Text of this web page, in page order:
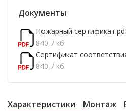
Документы
Пожарный
840,7 кб
Сертификат
840,7 кб
Характеристики Монтаж